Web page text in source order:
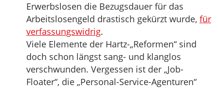
Erwerbslosen die Bezugsdauer für das
Arbeitslosengeld drastisch gekürzt wurde, für
verfassungswidrig.
Viele Elemente der Hartz-„Reformen“ sind
doch schon längst sang- und klanglos
verschwunden. Vergessen ist der „Job-
Floater“, die „Personal-Service-Agenturen“